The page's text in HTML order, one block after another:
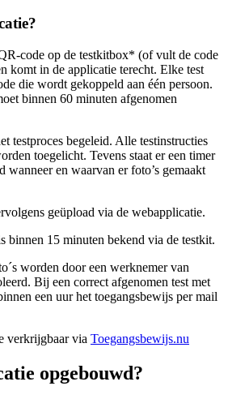
code op de testkitbox* (of vult de code
komt in de applicatie terecht. Elke test
die wordt gekoppeld aan één persoon.
binnen 60 minuten afgenomen
testproces begeleid. Alle testinstructies
toegelicht. Tevens staat er een timer
wanneer en waarvan er foto’s gemaakt
geüpload via de webapplicatie.
binnen 15 minuten bekend via de testkit.
worden door een werknemer van
Bij een correct afgenomen test met
een uur het toegangsbewijs per mail
verkrijgbaar via Toegangsbewijs.nu
opgebouwd?